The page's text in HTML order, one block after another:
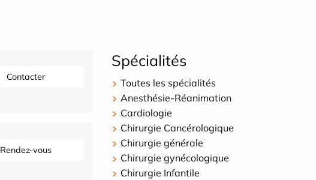
Contacter
Rendez-vous
Spécialités
Toutes les spécialités
Anesthésie-Réanimation
Cardiologie
Chirurgie Cancérologique
Chirurgie générale
Chirurgie gynécologique
Chirurgie Infantile